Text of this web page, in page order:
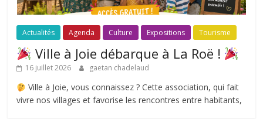
Actualités Agenda Culture Expositions Tourisme
Ville à Joie débarque à La Roë !
16 juillet 2026 gaetan chadelaud
Ville à Joie, vous connaissez ? Cette association, qui fait
vivre nos villages et favorise les rencontres entre habitants,